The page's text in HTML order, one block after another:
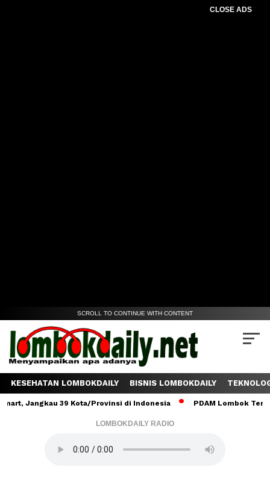
CLOSE ADS
SCROLL TO CONTINUE WITH CONTENT
KESEHATAN LOMBOKDAILY BISNIS LOMBOKDAILY
39 Kota/Provinsi di Indonesia PDAM Lombok Tengah
LOMBOKDAILY RADIO